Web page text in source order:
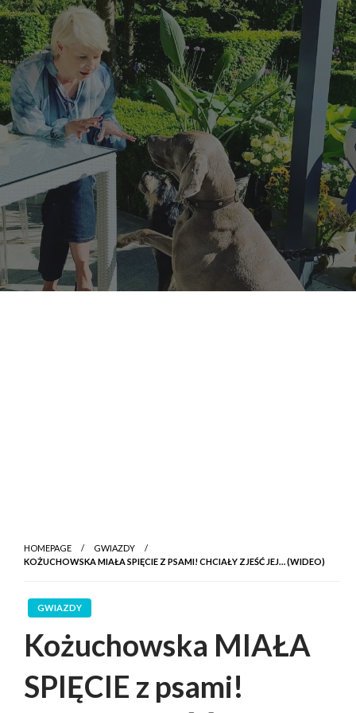
HOMEPAGE
GWIAZDY
KOŻUCHOWSKA MIAŁA SPIĘCIE Z PSAMI! CHCIAŁY ZJEŚĆ JEJ… (WIDEO)
GWIAZDY
Kożuchowska MIAŁA
SPIĘCIE z psami!